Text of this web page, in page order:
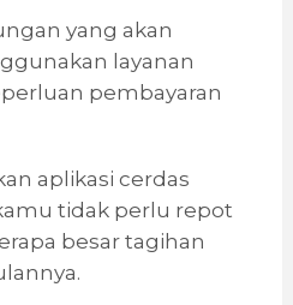
yang akan
layanan
pembayaran
aplikasi cerdas
tidak perlu repot
besar tagihan